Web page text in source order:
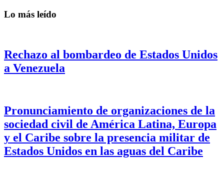
Lo más leído
Rechazo al bombardeo de Estados Unidos
a Venezuela
Pronunciamiento de organizaciones de la
sociedad civil de América Latina, Europa
y el Caribe sobre la presencia militar de
Estados Unidos en las aguas del Caribe